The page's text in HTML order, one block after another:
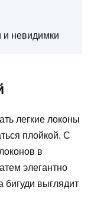
невидимки
легкие локоны
плойкой. С
в
элегантно
бигуди выглядит